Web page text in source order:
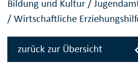
Bildung und Kultur /
/Wirtschaftliche
zurück zur Übersicht